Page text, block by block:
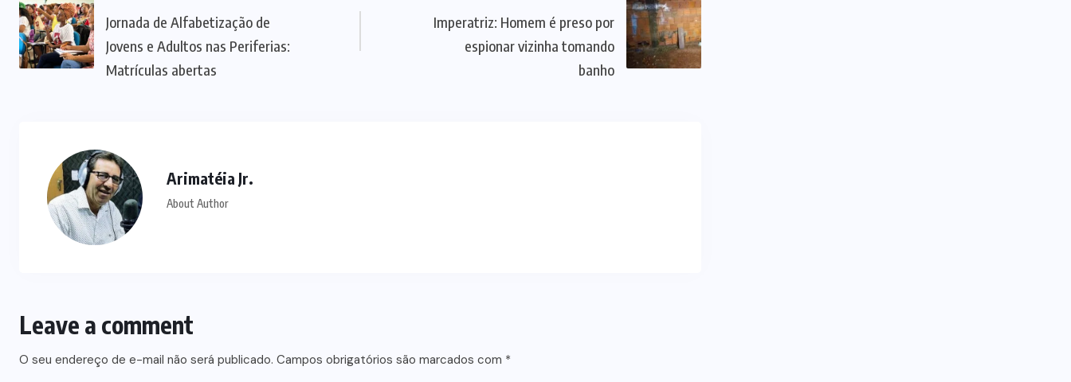
Jornada de Alfabetização de
Jovens e Adultos nas Periferias:
Matrículas abertas
Imperatriz: Homem é preso por
espionar vizinha tomando
banho
Arimatéia Jr.
About Author
Leave a comment
O seu endereço de e-mail não será publicado. Campos obrigatórios são marcados com *